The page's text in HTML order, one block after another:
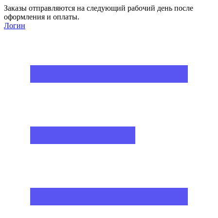
Заказы отправляются на следующий рабочий день после
оформления и оплаты.
Логин